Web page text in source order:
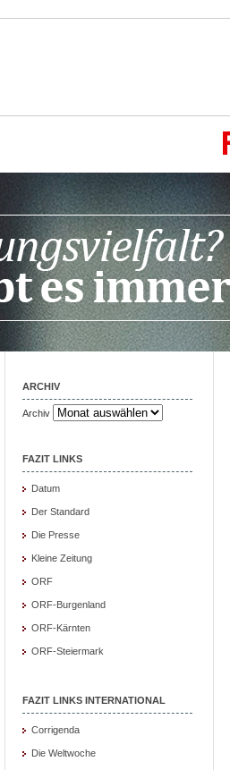
ARCHIV
Archiv
FAZIT LINKS
Datum
Der Standard
Die Presse
Kleine Zeitung
ORF
ORF-Burgenland
ORF-Kärnten
ORF-Steiermark
FAZIT LINKS INTERNATIONAL
Corrigenda
Die Weltwoche